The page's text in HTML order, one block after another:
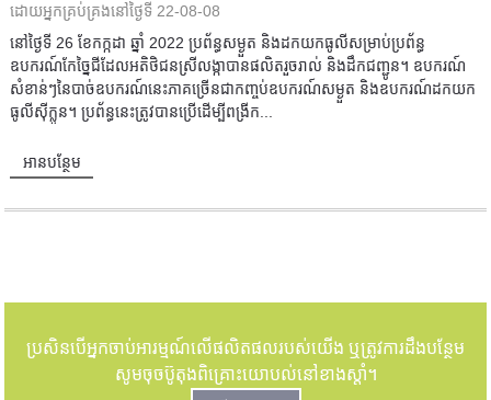
ដោយអ្នកគ្រប់គ្រងនៅថ្ងៃទី 22-08-08
នៅថ្ងៃទី 26 ខែកក្កដា ឆ្នាំ 2022 ប្រព័ន្ធសម្ងួត និងដកយកធូលីសម្រាប់ប្រព័ន្ធ
ឧបករណ៍កែច្នៃជីដែលអតិថិជនស្រីលង្កាបានផលិតរួចរាល់ និងដឹកជញ្ជូន។ ឧបករណ៍
សំខាន់ៗនៃបាច់ឧបករណ៍នេះភាគច្រើនជាកញ្ចប់ឧបករណ៍សម្ងួត និងឧបករណ៍ដកយក
ធូលីស៊ីក្លូន។ ប្រព័ន្ធនេះត្រូវបានប្រើដើម្បីពង្រីក...
អានបន្ថែម
ប្រសិនបើអ្នកចាប់អារម្មណ៍លើផលិតផលរបស់យើង ឬត្រូវការដឹងបន្ថែម
សូមចុចប៊ូតុងពិគ្រោះយោបល់នៅខាងស្តាំ។